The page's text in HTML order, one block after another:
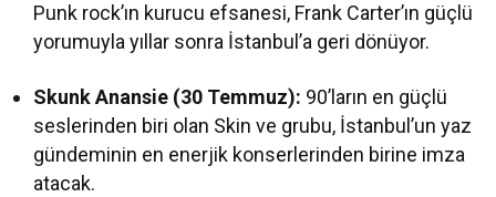
Punk rock’ın kurucu efsanesi, Frank Carter’ın güçlü
yorumuyla yıllar sonra İstanbul’a geri dönüyor.
Skunk Anansie (30 Temmuz): 90’ların en güçlü
seslerinden biri olan Skin ve grubu, İstanbul’un yaz
gündeminin en enerjik konserlerinden birine imza
atacak.